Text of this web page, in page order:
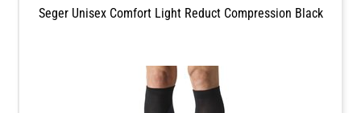
Seger Unisex Comfort Light Reduct Compression Black